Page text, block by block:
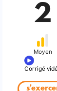
2
Moyen
Corrigé